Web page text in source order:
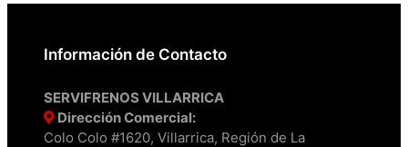
Información de Contacto
SERVIFRENOS VILLARRICA
Dirección Comercial:
Colo Colo #1620, Villarrica, Región de La